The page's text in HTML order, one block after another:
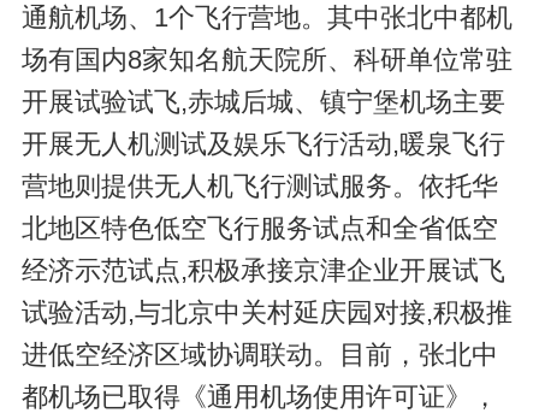
通航机场、1个飞行营地。其中张北中都机
场有国内8家知名航天院所、科研单位常驻
开展试验试飞,赤城后城、镇宁堡机场主要
开展无人机测试及娱乐飞行活动,暖泉飞行
营地则提供无人机飞行测试服务。依托华
北地区特色低空飞行服务试点和全省低空
经济示范试点,积极承接京津企业开展试飞
试验活动,与北京中关村延庆园对接,积极推
进低空经济区域协调联动。目前，张北中
都机场已取得《通用机场使用许可证》，